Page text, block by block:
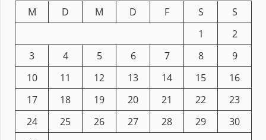
M
D M D F S
S
1
2
3
4 5 6 7 8
9
10
11 12 13 14 15
16
17
18 19 20 21 22
23
24
25 26 27 28 29
30